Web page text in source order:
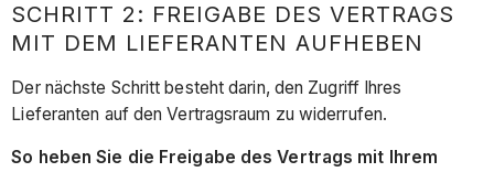
SCHRITT 2: FREIGABE DES VERTRAGS
MIT DEM LIEFERANTEN AUFHEBEN
Der nächste Schritt besteht darin, den Zugriff Ihres
Lieferanten auf den Vertragsraum zu widerrufen.
So heben Sie die Freigabe des Vertrags mit Ihrem